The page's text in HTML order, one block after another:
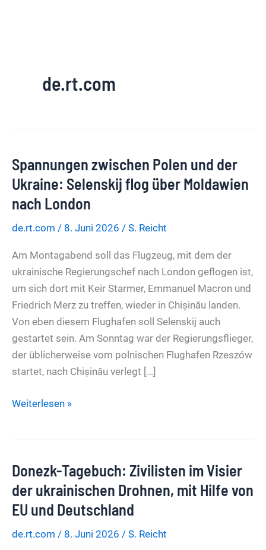
de.rt.com
Spannungen zwischen Polen und der
Ukraine: Selenskij flog über Moldawien
nach London
de.rt.com / 8. Juni 2026 / S. Reicht
Am Montagabend soll das Flugzeug, mit dem der
ukrainische Regierungschef nach London geflogen ist,
um sich dort mit Keir Starmer, Emmanuel Macron und
Friedrich Merz zu treffen, wieder in Chișinău landen.
Von eben diesem Flughafen soll Selenskij auch
gestartet sein. Am Sonntag war der Regierungsflieger,
der üblicherweise vom polnischen Flughafen Rzeszów
startet, nach Chișinău verlegt […]
Spannungen
der
Ukraine:
Selenskij
flog
über
Weiterlesen »
Donezk-Tagebuch: Zivilisten im Visier
der ukrainischen Drohnen, mit Hilfe von
EU und Deutschland
de.rt.com / 8. Juni 2026 / S. Reicht